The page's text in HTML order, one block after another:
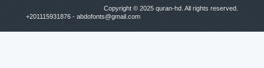
Copyright © 2025quran-hd . All rights reserved.
+201115931876 - abdofonts@gmail.com